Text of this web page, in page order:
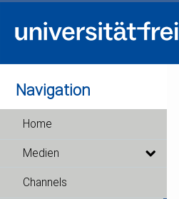
Navigation
Home
Medien
Channels